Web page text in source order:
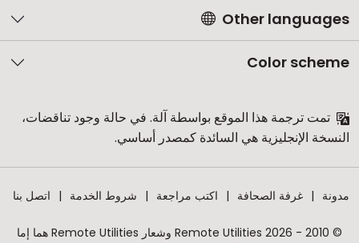
Other languages
Color scheme
تمت ترجمة هذا الموقع بواسطة آلة. في حالة وجود تناقضات،
النسخة الإنجليزية هي السائدة كمصدر أساسي.
مدونة غرفة الصحافة اكتب مراجعة شروط الخدمة اتصل بنا
© 2010 - 2026 Remote Utilities وشعار Remote Utilities هما إما